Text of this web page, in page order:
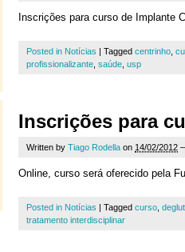
Inscrições para curso de Implante
Posted in Notícias | Tagged centrinho
profissionalizante saúde usp
Inscrições para
Written by Tiago Rodella on 14/02/2012
Online, curso será oferecido pela
Posted in Notícias | Tagged curso
tratamento interdisciplinar